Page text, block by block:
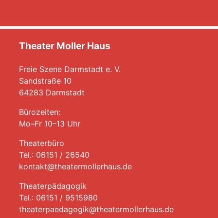
Theater Moller Haus
Freie Szene Darmstadt e. V.
Sandstraße 10
64283 Darmstadt
Bürozeiten:
Mo–Fr 10–13 Uhr
Theaterbüro
Tel.: 06151 / 26540
kontakt@theatermollerhaus.de
Theaterpädagogik
Tel.: 06151 / 9515980
theaterpaedagogik@theatermollerhaus.de